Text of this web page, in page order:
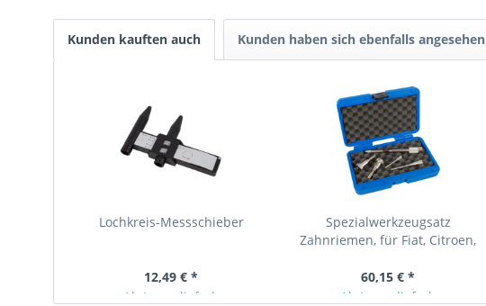
Kunden kauften auch Kunden haben sich ebenfalls angesehen
Lochkreis-Messschieber
12,49 € *
Ab Lager lieferbar
Spezialwerkzeugsatz
Zahnriemen, für Fiat, Citroen,
60,15 € *
Ab Lager lieferbar